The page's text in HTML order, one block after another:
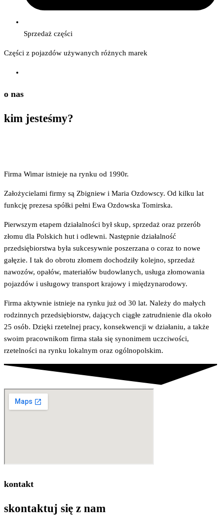
Sprzedaż części
Części z pojazdów używanych różnych marek
o nas
kim jesteśmy?
Firma Wimar istnieje na rynku od 1990r.
Założycielami firmy są Zbigniew i Maria Ozdowscy. Od kilku lat
funkcję prezesa spółki pełni Ewa Ozdowska Tomirska.
Pierwszym etapem działalności był skup, sprzedaż oraz przerób
złomu dla Polskich hut i odlewni. Następnie działalność
przedsiębiorstwa była sukcesywnie poszerzana o coraz to nowe
gałęzie. I tak do obrotu złomem dochodziły kolejno, sprzedaż
nawozów, opałów, materiałów budowlanych, usługa złomowania
pojazdów i usługowy transport krajowy i międzynarodowy.
Firma aktywnie istnieje na rynku już od 30 lat. Należy do małych
rodzinnych przedsiębiorstw, dających ciągłe zatrudnienie dla około
25 osób. Dzięki rzetelnej pracy, konsekwencji w działaniu, a także
swoim pracownikom firma stała się synonimem uczciwości,
rzetelności na rynku lokalnym oraz ogólnopolskim.
kontakt
skontaktuj się z nam